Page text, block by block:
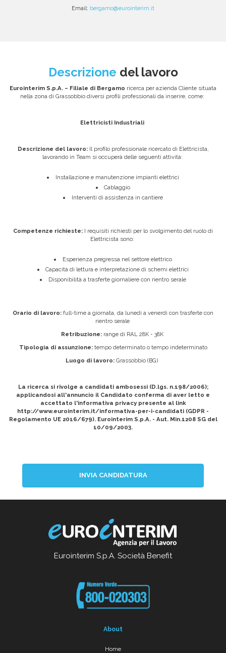
Email: bergamo@eurointerim.it
Descrizione del lavoro
Eurointerim S.p.A. – Filiale di Bergamo ricerca per azienda Cliente situata
nella zona di Grassobbio diversi profili professionali da inserire, come:
Elettricisti Industriali
Descrizione del lavoro:Il profilo professionale ricercato di Elettricista,
lavorando in Team si occuperà delle seguenti attività:
Installazione e manutenzione impianti elettrici
Cablaggio
Interventi di assistenza in cantiere
Competenze richieste: I requisiti richiesti per lo svolgimento del ruolo di
Elettricista sono:
Esperienza pregressa nel settore elettrico
Capacità di lettura e interpretazione di schemi elettrici
Disponibilità a trasferte giornaliere con rientro serale
Orario di lavoro: full-time a giornata, da lunedì a venerdì con trasferte con
rientro serale
Retribuzione: range di RAL 28K - 38K
Tipologia di assunzione:tempo determinato o tempo indeterminato
Luogo di lavoro:Grassobbio (BG)
La ricerca si rivolge a candidati ambosessi (D.lgs. n.198/2006);
applicandosi all'annuncio il Candidato conferma di aver letto e
accettato l'informativa privacy presente al link
http://www.eurointerim.it/informativa-per-i-candidati (GDPR -
Regolamento UE 2016/679). Eurointerim S.p.A. - Aut. Min.1208 SG del
10/09/2003.
INVIA CANDIDATURA
Eurointerim S.p.A. Società Benefit
About
Home